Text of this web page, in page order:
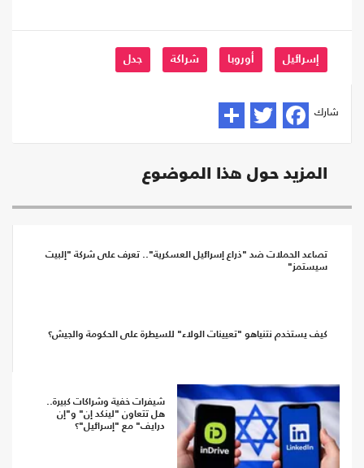
إسرائيل أوروبا شراكة جدل
شارك
المزيد حول هذا الموضوع
تصاعد الحملات ضد "ذراع إسرائيل العسكرية".. تعرف على شركة "إلبيت
سيستمز"
كيف يستخدم نتنياهو "تعيينات الولاء" للسيطرة على الحكومة والجيش؟
شيفرات خفية وشراكات كبيرة..
هل تتعاون "لينكد إن" و"إن
درايف" مع "إسرائيل"؟